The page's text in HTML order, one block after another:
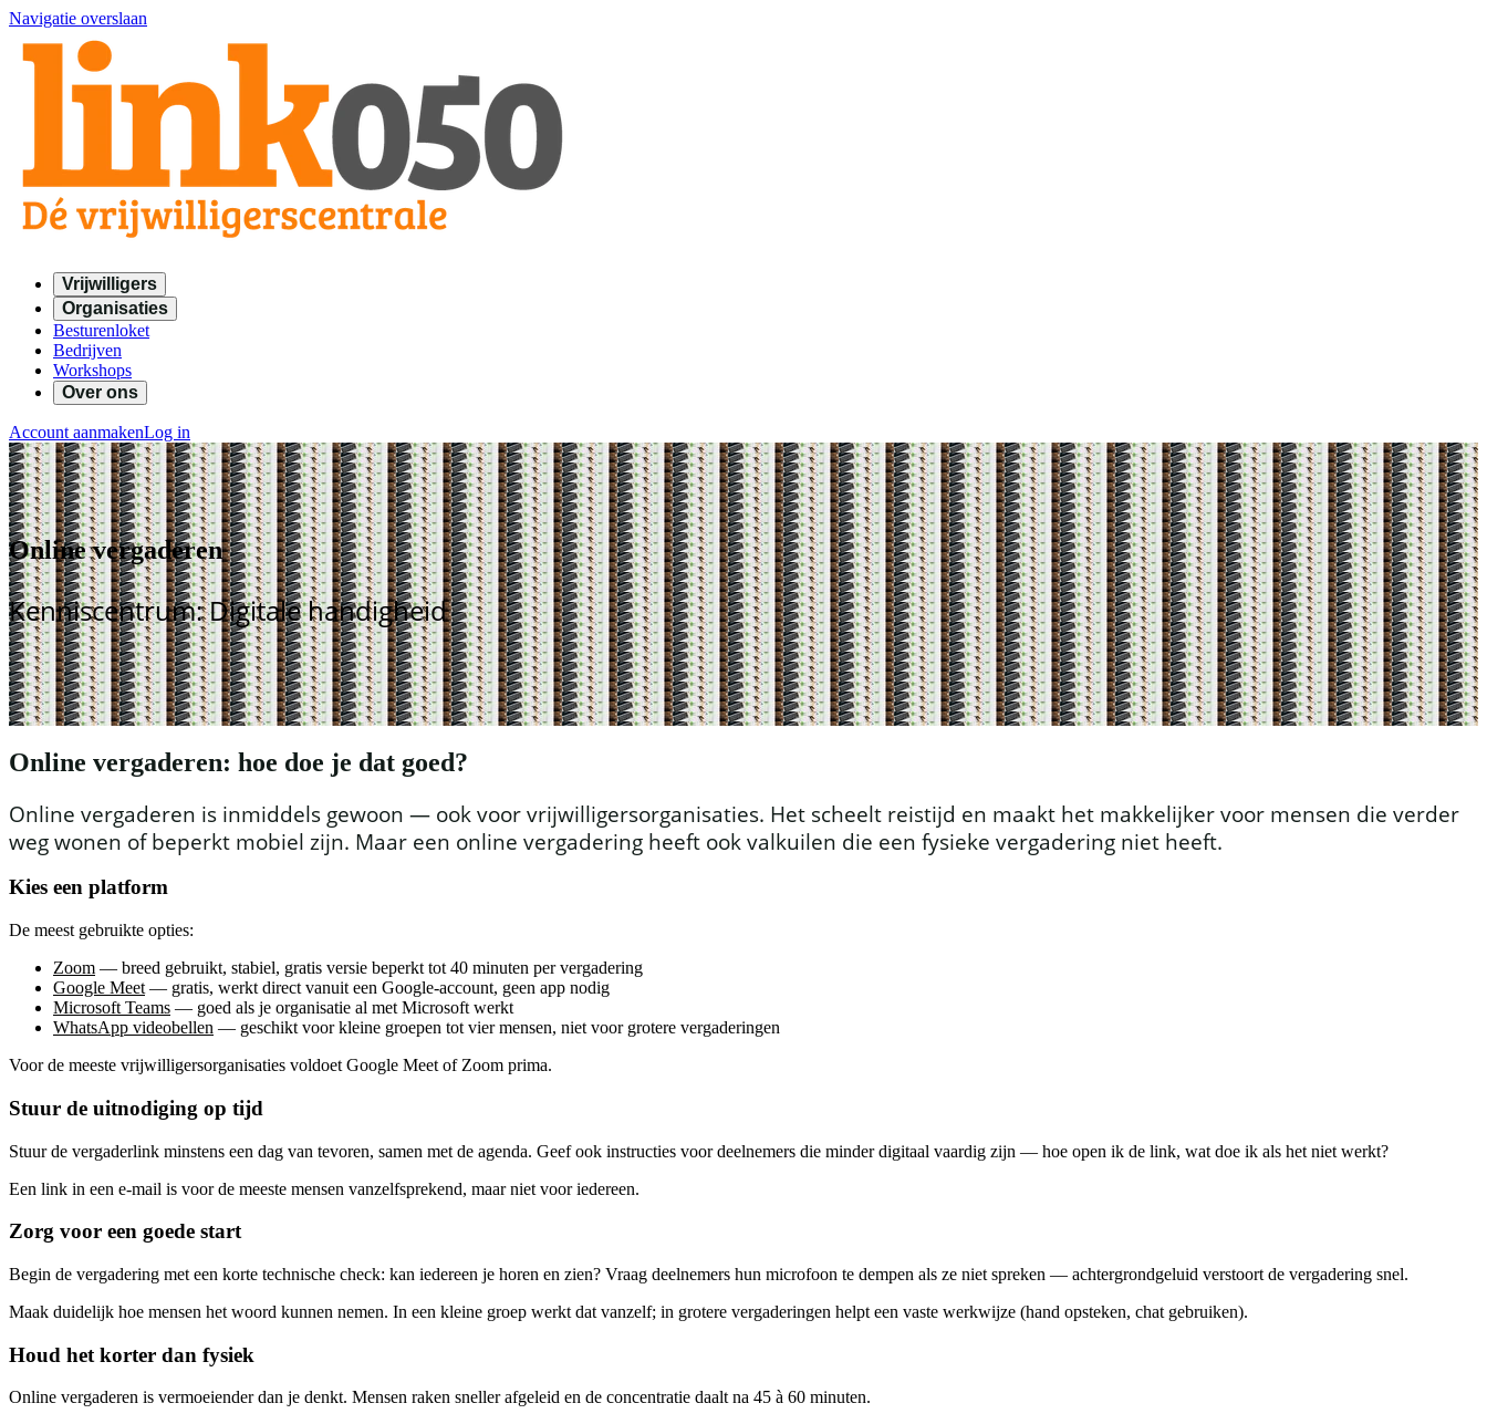
Navigatie overslaan
Vrijwilligers
Organisaties
Besturenloket
Bedrijven
Workshops
Over ons
Account aanmakenLog in
Online vergaderen
Kenniscentrum: Digitale handigheid
Online vergaderen: hoe doe je dat goed?
Online vergaderen is inmiddels gewoon — ook voor vrijwilligersorganisaties. Het scheelt reistijd en maakt het makkelijker voor mensen die verder
weg wonen of beperkt mobiel zijn. Maar een online vergadering heeft ook valkuilen die een fysieke vergadering niet heeft.
Kies een platform
De meest gebruikte opties:
Zoom — breed gebruikt, stabiel, gratis versie beperkt tot 40 minuten per vergadering
Google Meet — gratis, werkt direct vanuit een Google-account, geen app nodig
Microsoft Teams — goed als je organisatie al met Microsoft werkt
WhatsApp videobellen — geschikt voor kleine groepen tot vier mensen, niet voor grotere vergaderingen
Voor de meeste vrijwilligersorganisaties voldoet Google Meet of Zoom prima.
Stuur de uitnodiging op tijd
Stuur de vergaderlink minstens een dag van tevoren, samen met de agenda. Geef ook instructies voor deelnemers die minder digitaal vaardig zijn — hoe open ik de link, wat doe ik als het niet werkt?
Een link in een e-mail is voor de meeste mensen vanzelfsprekend, maar niet voor iedereen.
Zorg voor een goede start
Begin de vergadering met een korte technische check: kan iedereen je horen en zien? Vraag deelnemers hun microfoon te dempen als ze niet spreken — achtergrondgeluid verstoort de vergadering snel.
Maak duidelijk hoe mensen het woord kunnen nemen. In een kleine groep werkt dat vanzelf; in grotere vergaderingen helpt een vaste werkwijze (hand opsteken, chat gebruiken).
Houd het korter dan fysiek
Online vergaderen is vermoeiender dan je denkt. Mensen raken sneller afgeleid en de concentratie daalt na 45 à 60 minuten.